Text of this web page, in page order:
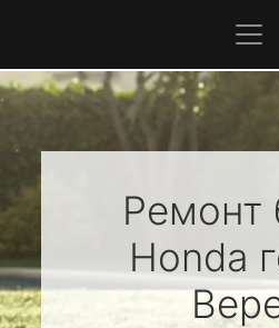
Ремонт
Honda